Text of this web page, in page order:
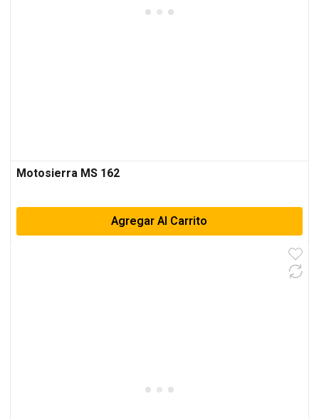
Motosierra MS 162
Agregar Al Carrito